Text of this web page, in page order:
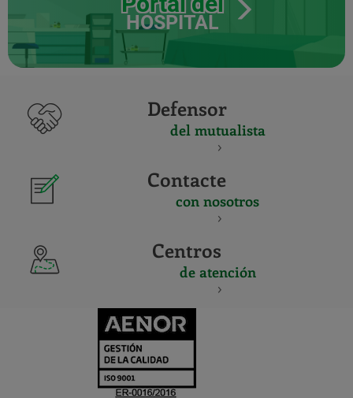
HOSPITAL
Defensor
del mutualista
Contacte
con nosotros
Centros
de atención